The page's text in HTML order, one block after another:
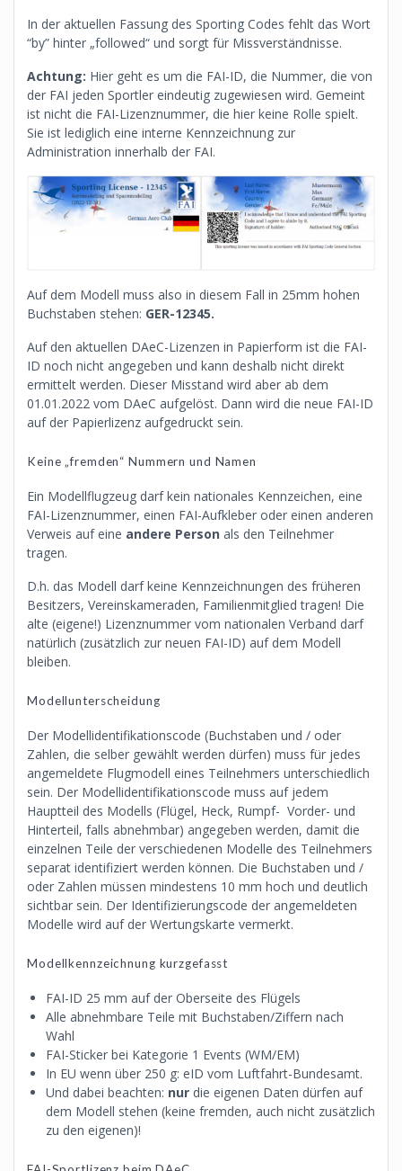
In der aktuellen Fassung des Sporting Codes fehlt das Wort
“by” hinter „followed“ und sorgt für Missverständnisse.
Achtung: Hier geht es um die FAI-ID, die Nummer, die von
der FAI jeden Sportler eindeutig zugewiesen wird. Gemeint
ist nicht die FAI-Lizenznummer, die hier keine Rolle spielt.
Sie ist lediglich eine interne Kennzeichnung zur
Administration innerhalb der FAI.
Auf dem Modell muss also in diesem Fall in 25mm hohen
Buchstaben stehen: GER-12345.
Auf den aktuellen DAeC-Lizenzen in Papierform ist die FAI-
ID noch nicht angegeben und kann deshalb nicht direkt
ermittelt werden. Dieser Misstand wird aber ab dem
01.01.2022 vom DAeC aufgelöst. Dann wird die neue FAI-ID
auf der Papierlizenz aufgedruckt sein.
Keine „fremden“ Nummern und Namen
Ein Modellflugzeug darf kein nationales Kennzeichen, eine
FAI-Lizenznummer, einen FAI-Aufkleber oder einen anderen
Verweis auf eine andere Person als den Teilnehmer
tragen.
D.h. das Modell darf keine Kennzeichnungen des früheren
Besitzers, Vereinskameraden, Familienmitglied tragen! Die
alte (eigene!) Lizenznummer vom nationalen Verband darf
natürlich (zusätzlich zur neuen FAI-ID) auf dem Modell
bleiben.
Modellunterscheidung
Der Modellidentifikationscode (Buchstaben und / oder
Zahlen, die selber gewählt werden dürfen) muss für jedes
angemeldete Flugmodell eines Teilnehmers unterschiedlich
sein. Der Modellidentifikationscode muss auf jedem
Hauptteil des Modells (Flügel, Heck, Rumpf- Vorder- und
Hinterteil, falls abnehmbar) angegeben werden, damit die
einzelnen Teile der verschiedenen Modelle des Teilnehmers
separat identifiziert werden können. Die Buchstaben und /
oder Zahlen müssen mindestens 10 mm hoch und deutlich
sichtbar sein. Der Identifizierungscode der angemeldeten
Modelle wird auf der Wertungskarte vermerkt.
Modellkennzeichnung kurzgefasst
FAI-ID 25 mm auf der Oberseite des Flügels
Alle abnehmbare Teile mit Buchstaben/Ziffern nach
Wahl
FAI-Sticker bei Kategorie 1 Events (WM/EM)
In EU wenn über 250 g: eID vom Luftfahrt-Bundesamt.
Und dabei beachten: nur die eigenen Daten dürfen auf
dem Modell stehen (keine fremden, auch nicht zusätzlich
zu den eigenen)!